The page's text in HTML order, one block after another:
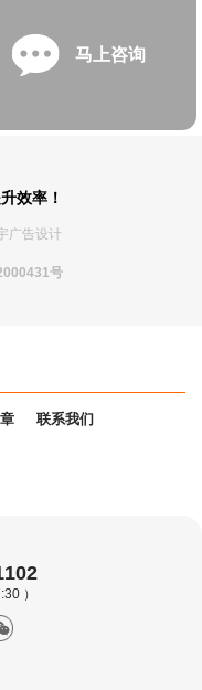
马上咨询
效率！
广告设计
号
联系我们
）